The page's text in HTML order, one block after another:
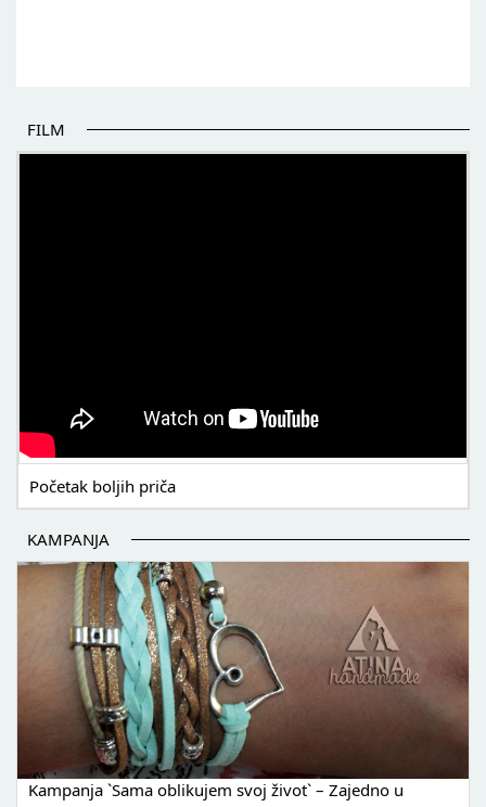
FILM
Početak boljih priča
KAMPANJA
Kampanja `Sama oblikujem svoj život` – Zajedno u